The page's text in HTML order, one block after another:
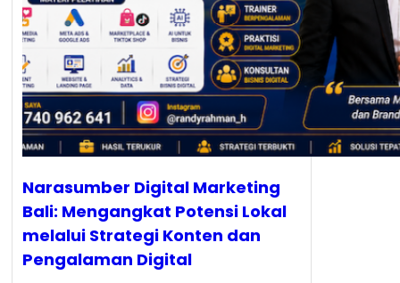
Narasumber Digital Marketing
Bali: Mengangkat Potensi Lokal
melalui Strategi Konten dan
Pengalaman Digital